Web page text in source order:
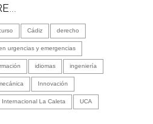
Cádiz derecho
urgencias y emergencias
idiomas ingeniería
Innovación
Internacional La Caleta UCA